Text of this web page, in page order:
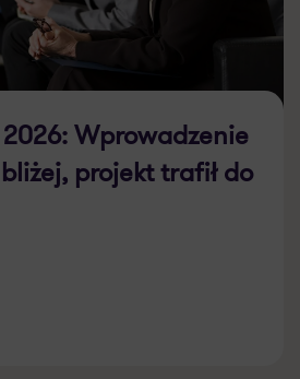
2026: Wprowadzenie
bliżej, projekt trafił do